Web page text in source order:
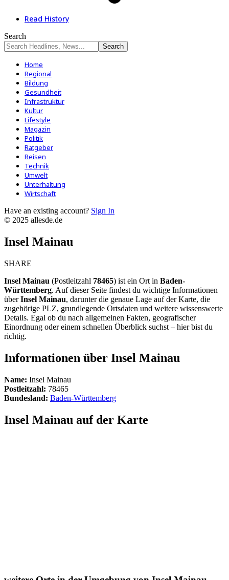
Read History
Search
Home
Regional
Bildung
Gesundheit
Infrastruktur
Kultur
Lifestyle
Magazin
Politik
Ratgeber
Reisen
Technik
Umwelt
Unterhaltung
Wirtschaft
Have an existing account? Sign In
© 2025 allesde.de
Insel Mainau
SHARE
Insel Mainau (Postleitzahl 78465) ist ein Ort in Baden-
Württemberg. Auf dieser Seite findest du wichtige Informationen
überInsel Mainau, darunter die genaue Lage auf der Karte, die
zugehörige PLZ, grundlegende Ortsdaten und weitere wissenswerte
Details. Egal ob du nach allgemeinen Fakten, geografischer
Einordnung oder einem schnellen Überblick suchst – hier bist du
richtig.
Informationen über Insel Mainau
Name: Insel Mainau
Postleitzahl: 78465
Bundesland: Baden-Württemberg
Insel Mainau auf der Karte